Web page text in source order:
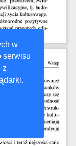
w
serwisu
z